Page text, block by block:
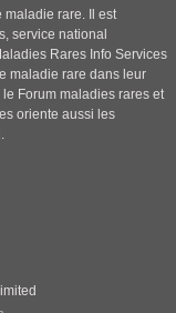
maladie rare. Il est
service national
Rares Info Services
maladie rare dans leur
Forum maladies rares et
oriente aussi les